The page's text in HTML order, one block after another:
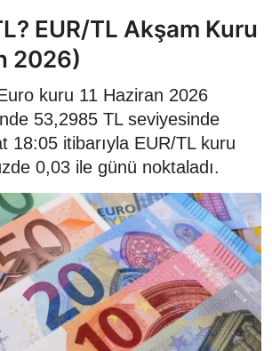
EUR/TL Akşam Kuru
2026)
kuru 11 Haziran 2026
53,2985 TL seviyesinde
18:05 itibarıyla EUR/TL kuru
0,03 ile günü noktaladı.